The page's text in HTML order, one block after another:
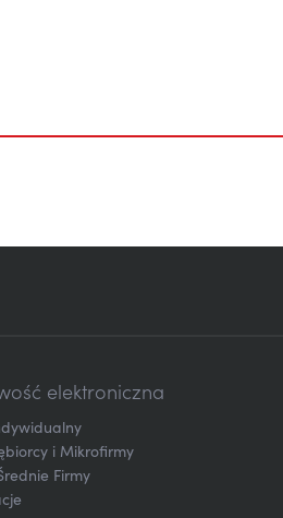
elektroniczna
i Mikrofirmy
Firmy